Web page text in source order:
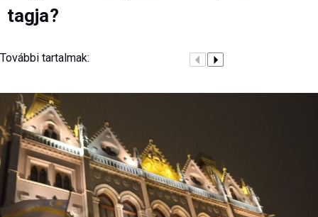
tagja?
További tartalmak: